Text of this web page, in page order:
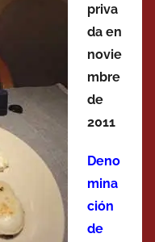
priva
da en
novie
mbre
de
2011
Deno
mina
ción
de